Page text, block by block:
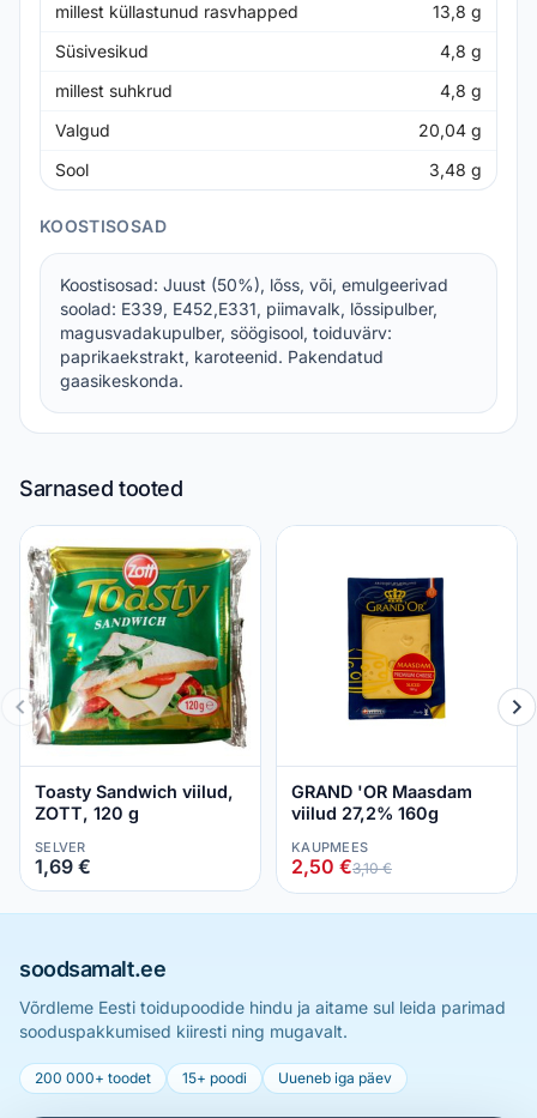
millest küllastunud rasvhapped
13,8 g
Süsivesikud
4,8 g
millest suhkrud
4,8 g
Valgud
20,04 g
Sool
3,48 g
KOOSTISOSAD
Koostisosad: Juust (50%), lõss, või, emulgeerivad
soolad: E339, E452,E331, piimavalk, lõssipulber,
magusvadakupulber, söögisool, toiduvärv:
paprikaekstrakt, karoteenid. Pakendatud
gaasikeskonda.
Sarnased tooted
Toasty Sandwich viilud,
ZOTT, 120 g
SELVER
1,69 €
GRAND 'OR Maasdam
viilud 27,2% 160g
KAUPMEES
2,50 €3,10 €
soodsamalt.ee
Võrdleme Eesti toidupoodide hindu ja aitame sul leida parimad
sooduspakkumised kiiresti ning mugavalt.
200 000+ toodet 15+ poodi Uueneb iga päev